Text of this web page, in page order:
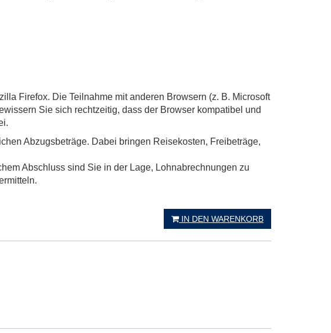
Firefox. Die Teilnahme mit anderen Browsern (z. B. Microsoft
Sie sich rechtzeitig, dass der Browser kompatibel und
Abzugsbeträge. Dabei bringen Reisekosten, Freibeträge,
Abschluss sind Sie in der Lage, Lohnabrechnungen zu
IN DEN WARENKORB